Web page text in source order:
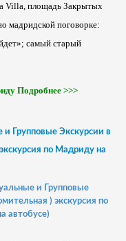
Villa, площадь Закрытых
мадридской поговорке:
самый старый
Подробнее >>>
Групповые Экскурсии в
по Мадриду на